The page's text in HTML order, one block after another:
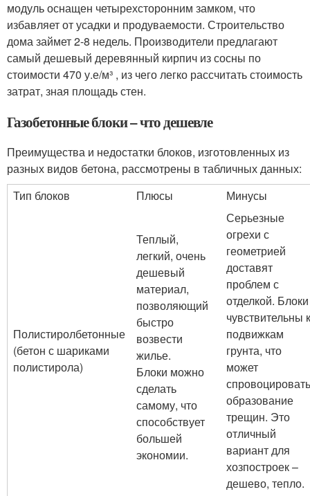
модуль оснащен четырехсторонним замком, что
избавляет от усадки и продуваемости. Строительство
дома займет 2-8 недель. Производители предлагают
самый дешевый деревянный кирпич из сосны по
стоимости 470 у.е/м³ , из чего легко рассчитать стоимость
затрат, зная площадь стен.
Газобетонные блоки – что дешевле
Преимущества и недостатки блоков, изготовленных из
разных видов бетона, рассмотрены в табличных данных:
Тип блоков
Плюсы Минусы
Полистиролбетонные
(бетон с шариками
полистирола)
Теплый,
легкий, очень
дешевый
материал,
позволяющий
быстро
возвести
жилье.
Блоки можно
сделать
самому, что
способствует
большей
экономии.
Серьезные
огрехи с
геометрией
доставят
проблем с
отделкой. Блоки
чувствительны к
подвижкам
грунта, что
может
спровоцировать
образование
трещин. Это
отличный
вариант для
хозпостроек –
дешево, тепло.